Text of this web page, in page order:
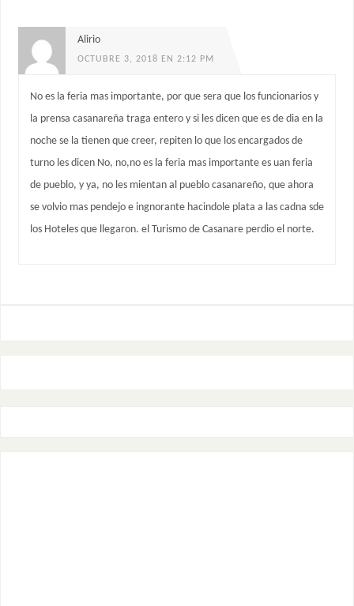
Alirio
OCTUBRE 3, 2018 EN 2:12 PM
No es la feria mas importante, por que sera que los funcionarios y
la prensa casanareña traga entero y si les dicen que es de dia en la
noche se la tienen que creer, repiten lo que los encargados de
turno les dicen No, no,no es la feria mas importante es uan feria
de pueblo, y ya, no les mientan al pueblo casanareño, que ahora
se volvio mas pendejo e ingnorante hacindole plata a las cadna sde
los Hoteles que llegaron. el Turismo de Casanare perdio el norte.